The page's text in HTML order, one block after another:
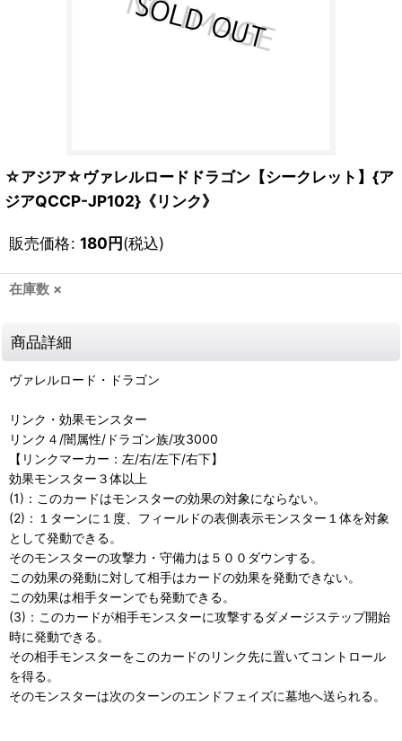
☆アジア☆ヴァレルロードドラゴン【シークレット】{ア
ジアQCCP-JP102}《リンク》
販売価格: 180円(税込)
在庫数 ×
商品詳細
ヴァレルロード・ドラゴン
リンク・効果モンスター
リンク４/闇属性/ドラゴン族/攻3000
【リンクマーカー：左/右/左下/右下】
効果モンスター３体以上
(1)：このカードはモンスターの効果の対象にならない。
(2)：１ターンに１度、フィールドの表側表示モンスター１体を対象
として発動できる。
そのモンスターの攻撃力・守備力は５００ダウンする。
この効果の発動に対して相手はカードの効果を発動できない。
この効果は相手ターンでも発動できる。
(3)：このカードが相手モンスターに攻撃するダメージステップ開始
時に発動できる。
その相手モンスターをこのカードのリンク先に置いてコントロール
を得る。
そのモンスターは次のターンのエンドフェイズに墓地へ送られる。